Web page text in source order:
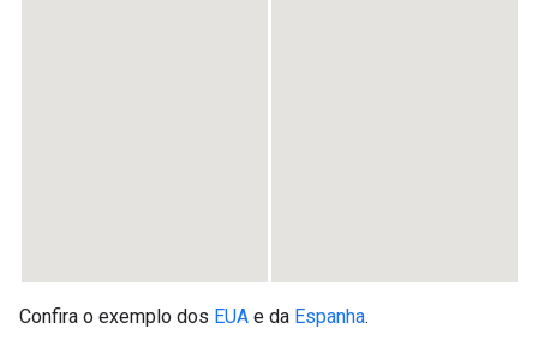
Confira o exemplo dos EUA e da Espanha.